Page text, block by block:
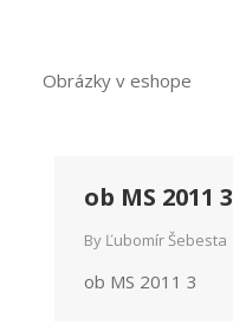
Obrázky v eshope
ob MS 2011 3
By Ľubomír Šebesta
ob MS 2011 3